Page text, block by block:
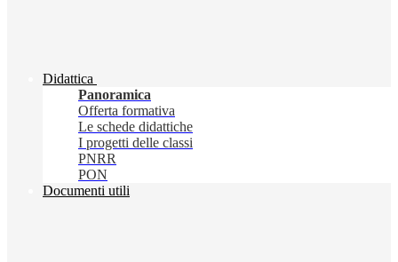
Didattica
Panoramica
Offerta formativa
Le schede didattiche
I progetti delle classi
PNRR
PON
Documenti utili